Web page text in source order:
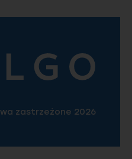
zastrzeżone 2026